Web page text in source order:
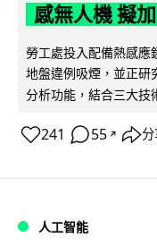
感無人機 擬
勞工處投入配備熱感應
地盤違例吸煙，並正研
分析功能，結合三大技
241 55 ↗
人工智能